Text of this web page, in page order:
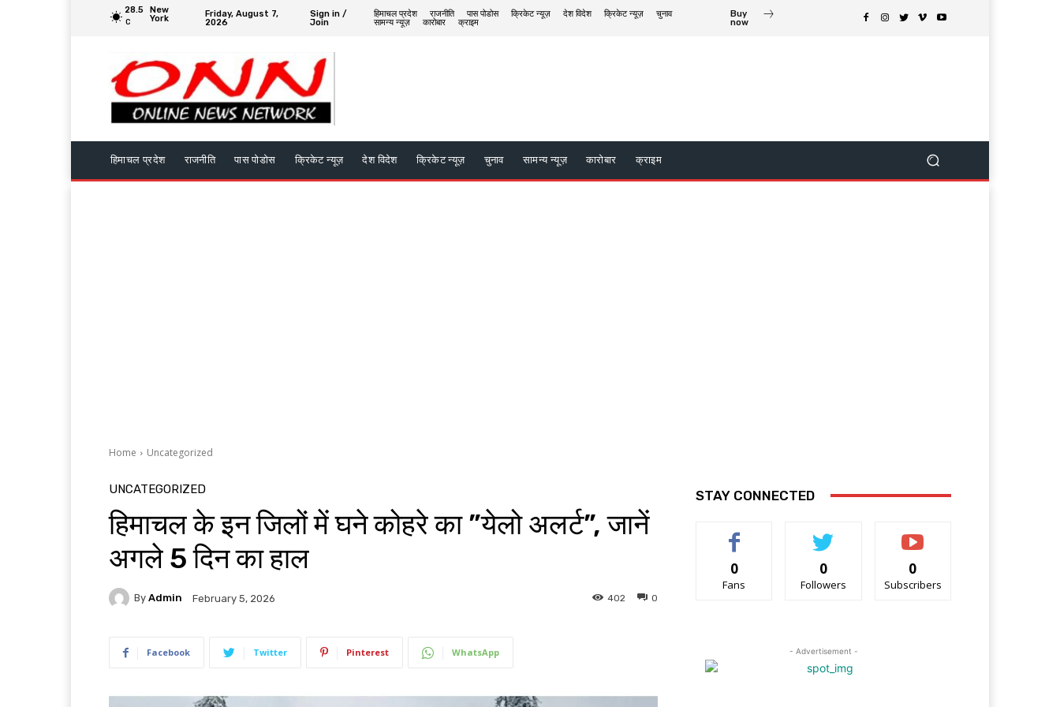
28.5
C
New
York
Friday, August 7,
2026
Sign in /
Join
हिमाचल प्रदेश राजनीति पास पोडोस क्रिकेट न्यूज़ देश विदेश क्रिकेट न्यूज़
चुनाव
सामन्य न्यूज़
कारोबार क्राइम
Buy
now
हिमाचल प्रदेश राजनीति पास पोडोस क्रिकेट न्यूज़ देश विदेश क्रिकेट न्यूज़ चुनाव सामन्य न्यूज़ कारोबार क्राइम
Home Uncategorized
UNCATEGORIZED
हिमाचल के इन जिलों में घने कोहरे का ”येलो अलर्ट”, जानें
अगले 5 दिन का हाल
By Admin February 5, 2026 0
402
Facebook Twitter Pinterest WhatsApp
STAY CONNECTED
0
Fans
0
Followers
0
Subscribers
- Advertisement -